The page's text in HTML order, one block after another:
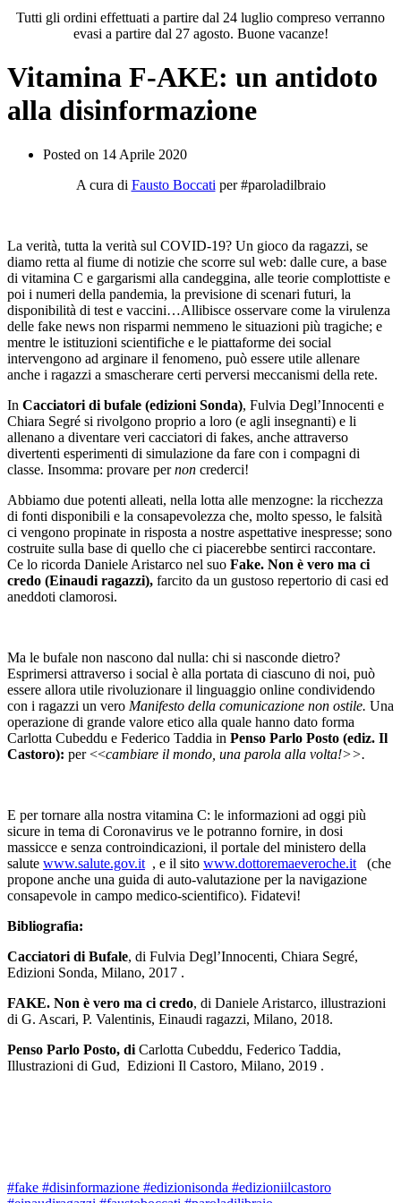
Tutti gli ordini effettuati a partire dal 24 luglio compreso verranno
evasi a partire dal 27 agosto. Buone vacanze!
Vitamina F-AKE: un antidoto
alla disinformazione
Posted on 14 Aprile 2020
A cura di Fausto Boccati per #paroladilbraio
La verità, tutta la verità sul COVID-19? Un gioco da ragazzi, se
diamo retta al fiume di notizie che scorre sul web: dalle cure, a base
di vitamina C e gargarismi alla candeggina, alle teorie complottiste e
poi i numeri della pandemia, la previsione di scenari futuri, la
disponibilità di test e vaccini…Allibisce osservare come la virulenza
delle fake news non risparmi nemmeno le situazioni più tragiche; e
mentre le istituzioni scientifiche e le piattaforme dei social
intervengono ad arginare il fenomeno, può essere utile allenare
anche i ragazzi a smascherare certi perversi meccanismi della rete.
In Cacciatori di bufale (edizioni Sonda), Fulvia Degl’Innocenti e
Chiara Segré si rivolgono proprio a loro (e agli insegnanti) e li
allenano a diventare veri cacciatori di fakes, anche attraverso
divertenti esperimenti di simulazione da fare con i compagni di
classe. Insomma: provare pernon crederci!
Abbiamo due potenti alleati, nella lotta alle menzogne: la ricchezza
di fonti disponibili e la consapevolezza che, molto spesso, le falsità
ci vengono propinate in risposta a nostre aspettative inespresse; sono
costruite sulla base di quello che ci piacerebbe sentirci raccontare.
Ce lo ricorda Daniele Aristarco nel suo Fake. Non è vero ma ci
credo (Einaudi ragazzi), farcito da un gustoso repertorio di casi ed
aneddoti clamorosi.
Ma le bufale non nascono dal nulla: chi si nasconde dietro?
Esprimersi attraverso i social è alla portata di ciascuno di noi, può
essere allora utile rivoluzionare il linguaggio online condividendo
con i ragazzi un vero Manifesto della comunicazione non ostile. Una
operazione di grande valore etico alla quale hanno dato forma
Carlotta Cubeddu e Federico Taddia in Penso Parlo Posto (ediz. Il
Castoro): per <<cambiare il mondo, una parola alla volta!>>.
E per tornare alla nostra vitamina C: le informazioni ad oggi più
sicure in tema di Coronavirus ve le potranno fornire, in dosi
massicce e senza controindicazioni, il portale del ministero della
salute www.salute.gov.it , e il sito www.dottoremaeveroche.it (che
propone anche una guida di auto-valutazione per la navigazione
consapevole in campo medico-scientifico). Fidatevi!
Bibliografia:
Cacciatori di Bufale, di Fulvia Degl’Innocenti, Chiara Segré,
Edizioni Sonda, Milano, 2017 .
FAKE. Non è vero ma ci credo, di Daniele Aristarco, illustrazioni
di G. Ascari, P. Valentinis, Einaudi ragazzi, Milano, 2018.
Penso Parlo Posto, di Carlotta Cubeddu, Federico Taddia,
Illustrazioni di Gud, Edizioni Il Castoro, Milano, 2019 .
#fake #disinformazione #edizionisonda #edizioniilcastoro